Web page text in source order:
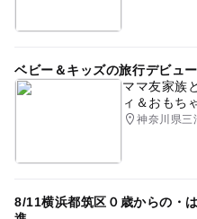
ベビー＆キッズの旅行デビュ
ママ友家族
ィ＆おもち
神奈川県三
8/11横浜都筑区０歳からの・